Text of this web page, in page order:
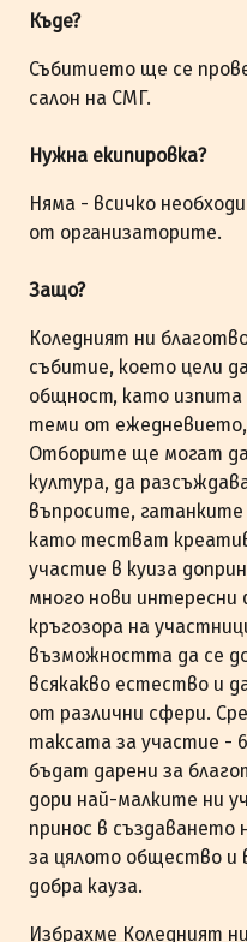
Къде?
Събитието ще се
салон на СМГ.
Нужна екипировка?
Няма - всичко
от организаторите.
Защо?
Коледният ни
събитие, което цели
общност, като изпита
теми от
Отборите ще могат
култура, да
въпросите, гатанките
като тестват
участие в куиза
много нови
кръгозора на
възможността да се
всякакво естество и
от различни сфери.
таксата за участие -
бъдат дарени за
дори най-малките ни
принос в създаването
за цялото общество и
добра кауза.
Избрахме Коледният